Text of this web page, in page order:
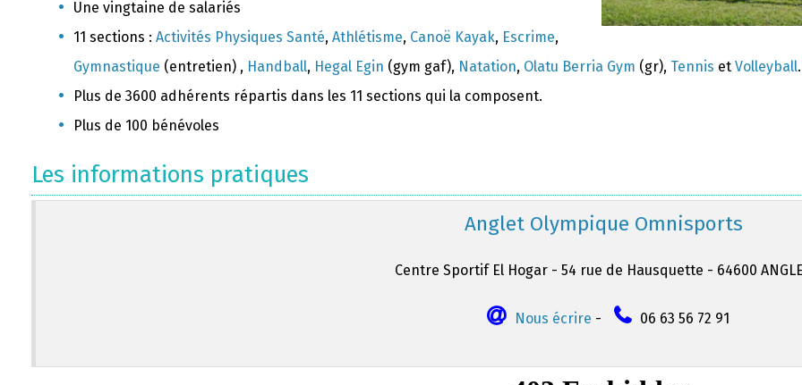
Une vingtaine de salariés
11 sections : Activités Physiques Santé, Athlétisme, Canoë Kayak, Escrime,
Gymnastique (entretien) , Handball, Hegal Egin (gym gaf), Natation, Olatu Berria Gym (gr), Tennis et Volleyball.
Plus de 3600 adhérents répartis dans les 11 sections qui la composent.
Plus de 100 bénévoles
Les informations pratiques
Anglet Olympique Omnisports
Centre Sportif El Hogar - 54 rue de Hausquette - 64600
Nous écrire - 06 63 56 72 91